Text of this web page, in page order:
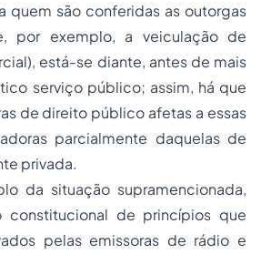
quem são conferidas as outorgas
por exemplo, a veiculação de
está-se diante, antes de mais
serviço público; assim, há que
de direito público afetas a essas
parcialmente daquelas de
privada.
da situação supramencionada,
constitucional de princípios que
pelas emissoras de rádio e